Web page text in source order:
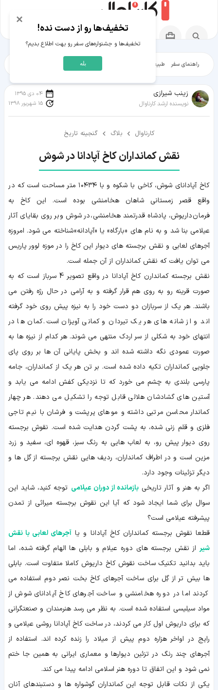
راهنمای سفر طبیعت‌گردی شهرگردی
زينب شيرازی
نویسنده ارشد کارناوال
04 دی 1395
15 شهریور 1398
کارناوال بلاگ گنجینه تاریخ
نقش کمانداران کاخ آپادانا در شوش
کاخ آپادانای شوش، کاخی با شکوه و با ۱۰۴۳۴ متر مساحت است که در
واقع قصر زمستانی شاهان هخامنشی بوده است. این کاخ به
فرمان داریوش، پادشاه قدرتمند هخامنشی، در شوش و بر روی بقایای آثار
عیلامی بنا شد و به نام های «بارگاه» یا «آپادانه» شناخته می شود. امروزه
آجرهای لعابی و نقش برجسته های دیوار این کاخ را در موزه لوور پاریس
می توان یافت که نقش کمانداران از آن جمله است.
نقش برجسته کماندارن کاخ آپادانا در واقع تصویر 4 سرباز است که به
صورت قرینه رو به روی هم قرار گرفته و به آرامی در حال رژه رفتن می
باشند. هر یک از سربازان دو دست خود را به نیزه پیش روی خود گرفته
اند و از شانه های هر یک تیردان و کمانی آویزان است. کمان ها در
انتهای خود به شکلی از سر اردک منتهی می شوند. هر کدام از نیزه ها به
صورت عمودی نگه داشته شده اند و بخش پایانی آن ها بر روی پای
جلویی کمانداران تکیه داده شده است. بر تن هر یک از کمانداران، جامه
پارسی بلندی به چشم می خورد که تا نزدیکی کفش ادامه می یابد و
آستین های گشادشان هلالی قابل توجه را تشکیل می دهند. هر چهار
کماندار محاسن مرتبی داشته و موهای پرپشت و فرشان با نیم تاجی
فلزی و قلم زنی شده، به پشت گردن هدایت شده است. نقوش برجسته
روی دیوار پیش رو، به لعاب هایی به رنگ سبز، قهوه ای، سفید و زرد
مزین است و در اطراف کمانداران، ردیف هایی نقش برجسته از گل ها و
دیگر تزئینات وجود دارد.
اگر به هنر و آثار تاریخی بازمانده از دوران عیلامی توجه کنید، شاید این
سوال برای شما ایجاد شود که آیا این نقوش برجسته میراثی از تمدن
پیشرفته عیلامی است؟
قطعا نقوش برجسته کمانداران کاخ آپادانا و یا آجرهای لعابی با نقش
شیر از نقش برجسته های دوره عیلام و بابلی ها الهام گرفته شده، اما
باید بدانید تکنیک ساخت نقوش کاخ داریوش کاملا متفاوت است. بابلی
ها بیش تر از گِل برای ساخت آجرهای کاخ بخت نصر دوم استفاده می
کردند اما در دوره هخامنشی و ساخت آجرهای کاخ آپادانای شوش از
مواد سیلیسی استفاده شده است. به نظر می رسد هنرمندان و صنعتگرانی
که برای داریوش اول کار می کردند، در ساخت کاخ آپادانا روشی عیلامی و
رایج در اواخر هزاره دوم پیش از میلاد را زنده کرده اند. استفاده از
آجرهای چند رنگ در تزئین دیوارها و معماری ایرانی به همین جا ختم
نمی شود و این اتفاق تا دوره هنر اسلامی ادامه پیدا می کند.
یکی از نکات قابل توجه این کمانداران گوشواره ها و دستبندهای آنان
×
تخفیف‌ها رو از دست نده!
تخفیف‌ها و جشنواره‌های سفر رو بهت اطلاع بدیم؟
بله